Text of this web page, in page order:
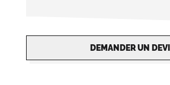
DEMANDER UN